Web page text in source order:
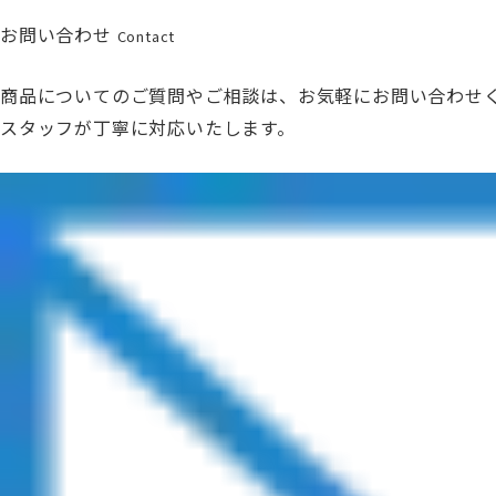
お問い合わせ Contact
商品についてのご質問やご相談は、お気軽にお問い合わせ
スタッフが丁寧に対応いたします。